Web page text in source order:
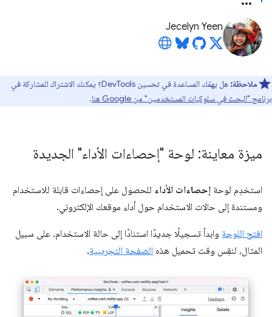
Jecelyn Yeen
ملاحظة: هل يهمّك المساعدة في تحسين DevTools؟ يمكنك الاشتراك للمشاركة في
برنامج "البحث في سلوكيات المستخدمين" من Google هنا
.
ميزة معاينة: لوحة "إحصاءات الأداء" الجديدة
استخدِم لوحة إحصاءات الأداء للحصول على إحصاءات قابلة للاستخدام
ومستندة إلى حالات الاستخدام حول أداء موقعك الإلكتروني.
افتح اللوحة وابدأ تسجيلًا جديدًا استنادًا إلى حالة الاستخدام. على سبيل
المثال، لنقِس وقت تحميل هذه الصفحة التجريبية.